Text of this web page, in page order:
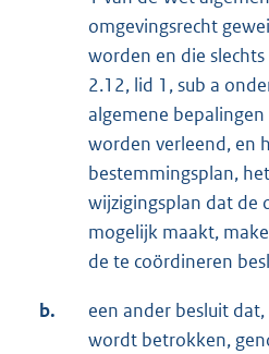
omgevingsrecht
worden en die
2.12, lid 1, sub a
algemene
worden verleend, en
bestemmingsplan,
wijzigingsplan dat de
mogelijk maakt,
de te coördineren
b.
een ander besluit
wordt betrokken,